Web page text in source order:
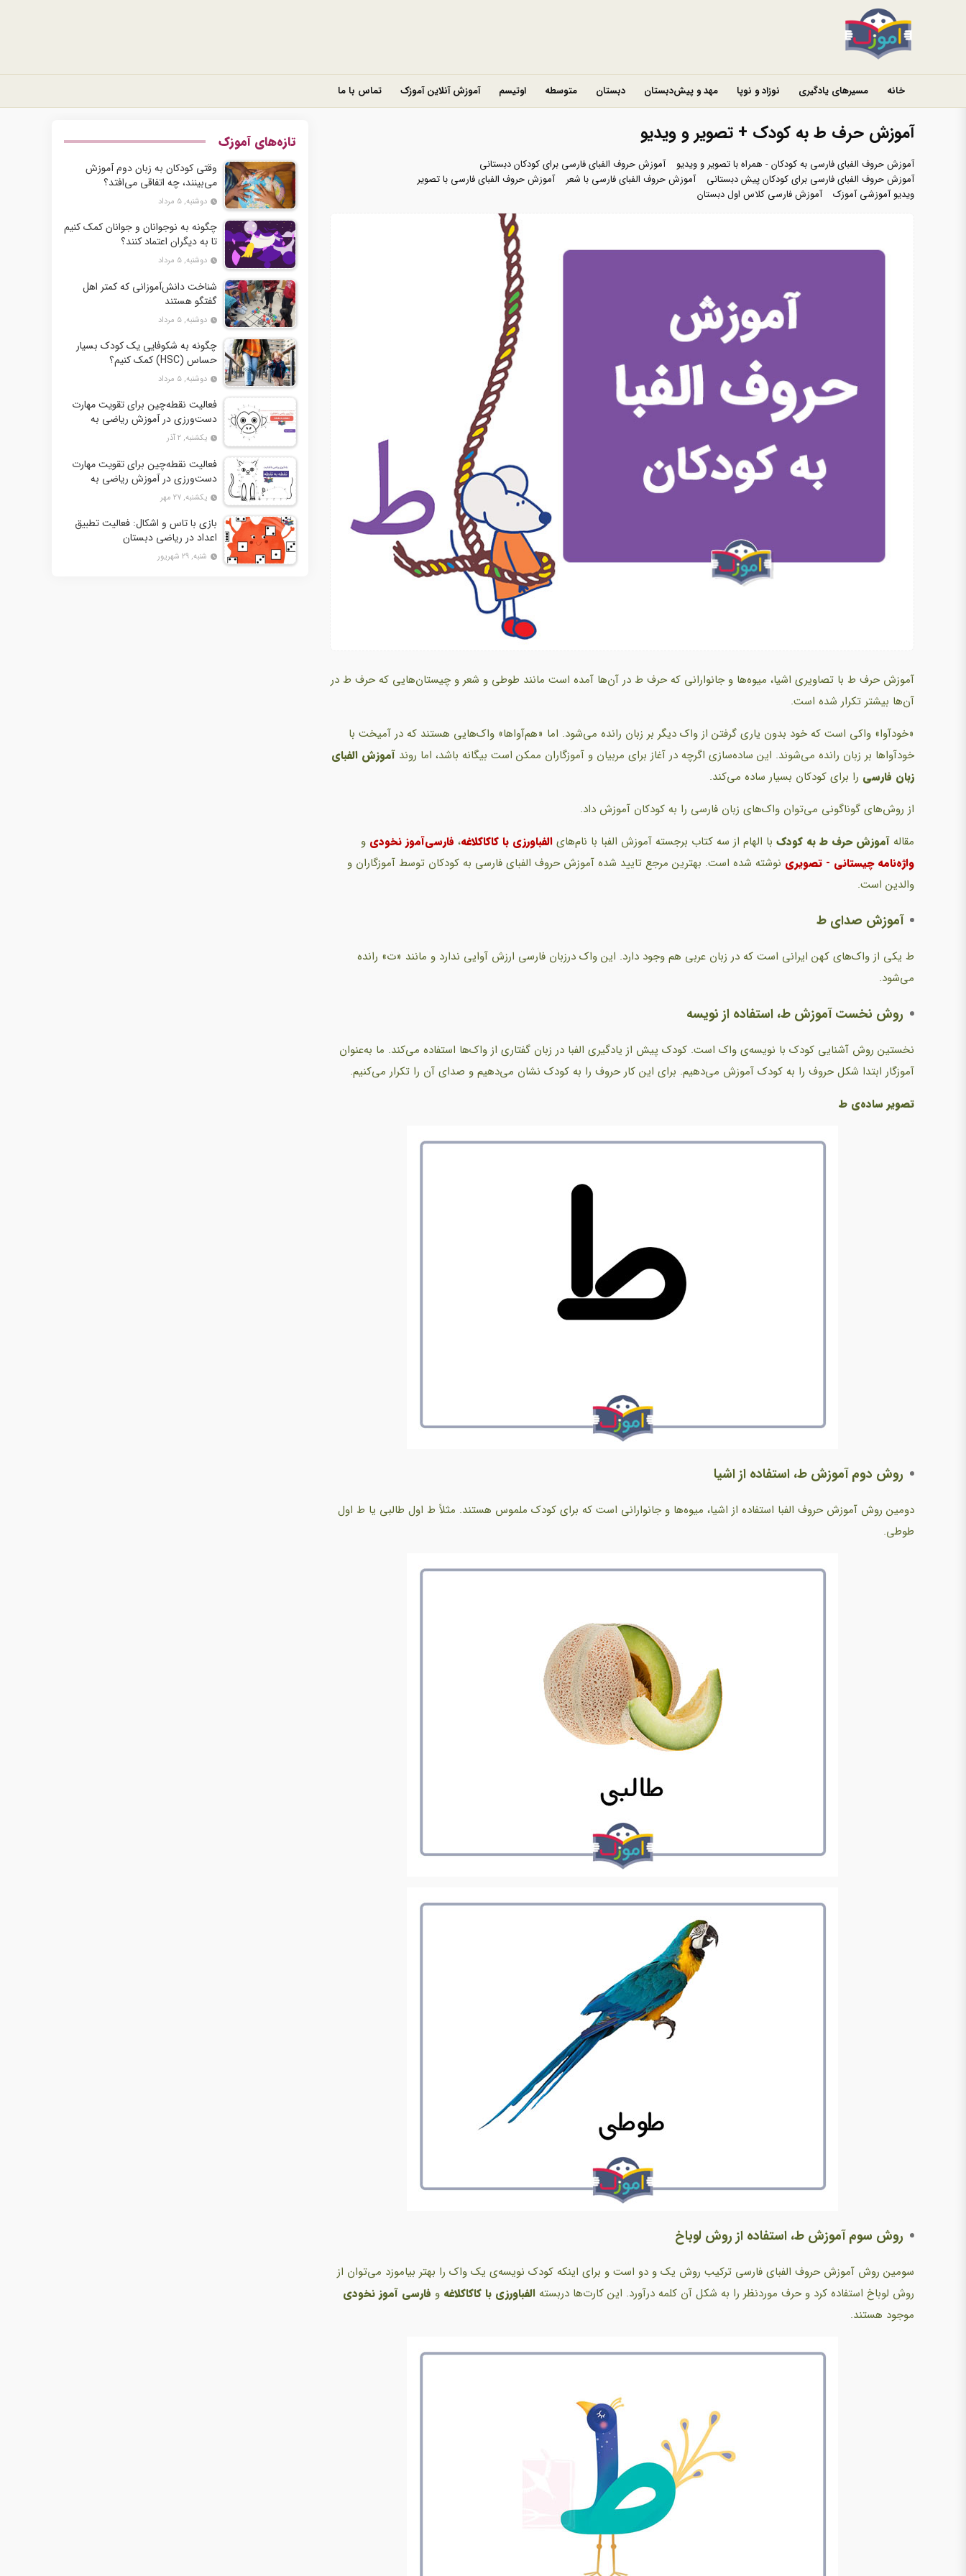
خانه مسیرهای یادگیری نوزاد و نوپا مهد و پیش‌دبستان دبستان متوسطه اوتیسم آموزش آنلاین آموزک تماس با ما
آموزش حرف ط به کودک + تصویر و ویدیو
آموزش حروف الفبای فارسی به کودکان - همراه با تصویر و ویدیو
آموزش حروف الفبای فارسی برای کودکان دبستانی
آموزش حروف الفبای فارسی برای کودکان پیش دبستانی
آموزش حروف الفبای فارسی با شعر
آموزش حروف الفبای فارسی با تصویر
ویدیو آموزشی آموزک
آموزش فارسی کلاس اول دبستان
آموزش حرف ط با تصاویری اشیا، میوه‌ها و جانوارانی که حرف ط در آن‌ها آمده است مانند طوطی و شعر و چیستان‌هایی که حرف ط در
آن‌ها بیشتر تکرار شده است.
«خودآوا» واکی است که خود بدون یاری گرفتن از واک دیگر بر زبان رانده می‌شود. اما «هم‌آواها» واک‌هایی هستند که در آمیخت با
خودآواها بر زبان رانده می‌شوند. این ساده‌سازی اگرچه در آغاز برای مربیان و آموزگاران ممکن است بیگانه باشد، اما روند آموزش الفبای
زبان فارسی را برای کودکان بسیار ساده می‌کند.
از روش‌های گوناگونی می‌توان واک‌های زبان فارسی را به کودکان آموزش داد.
مقاله آموزش حرف ط به کودک با الهام از سه کتاب برجسته آموزش الفبا با نام‌های الفباورزی با کاکاکلاغه، فارسی‌آموز نخودی و
واژه‌نامه چیستانی - تصویری نوشته شده است. بهترین مرجع تایید شده آموزش حروف الفبای فارسی به کودکان توسط آموزگاران و
والدین است.
آموزش صدای ط
ط یکی از واک‌های کهن ایرانی است که در زبان عربی هم وجود دارد. این واک درزبان فارسی ارزش آوایی ندارد و مانند «ت» رانده
می‌شود.
روش نخست آموزش ط، استفاده از نویسه
نخستین روش آشنایی کودک با نویسه‌ی واک است. کودک پیش از یادگیری الفبا در زبان گفتاری از واک‌ها استفاده می‌کند. ما به‌عنوان
آموزگار ابتدا شکل حروف را به کودک آموزش می‌دهیم. برای این کار حروف را به کودک نشان می‌دهیم و صدای آن را تکرار می‌کنیم.
تصویر ساده‌ی ط
روش دوم آموزش ط، استفاده از اشیا
دومین روش آموزش حروف الفبا استفاده از اشیا، میوه‌ها و جانوارانی است که برای کودک ملموس هستند. مثلاً ط اول طالبی یا ط اول
طوطی.
روش سوم آموزش ط، استفاده از روش لوباخ
سومین روش آموزش حروف الفبای فارسی ترکیب روش یک و دو است و برای اینکه کودک نویسه‌ی یک واک را بهتر بیاموزد می‌توان از
روش لوباخ استفاده کرد و حرف موردنظر را به شکل آن کلمه درآورد. این کارت‌ها دربسته الفبا‌ورزی با کاکا‌کلاغه و فارسی آموز نخودی
موجود هستند.
تازه‌های آموزک
وقتی کودکان به زبان دوم آموزش
می‌بینند، چه اتفاقی می‌افتد؟
دوشنبه, ۵ مرداد
چگونه به نوجوانان و جوانان کمک کنیم
تا به دیگران اعتماد کنند؟
دوشنبه, ۵ مرداد
شناخت دانش‌آموزانی که کمتر اهل
گفتگو هستند
دوشنبه, ۵ مرداد
چگونه به شکوفایی یک کودک بسیار
حساس (HSC) کمک کنیم؟
دوشنبه, ۵ مرداد
فعالیت نقطه‌چین برای تقویت مهارت
دست‌ورزی در آموزش ریاضی به
یکشنبه, ۲ آذر
فعالیت نقطه‌چین برای تقویت مهارت
دست‌ورزی در آموزش ریاضی به
کودکان+ 10 کاربرگ فعالیت
یکشنبه, ۲۷ مهر
بازی با تاس و اشکال: فعالیت تطبیق
اعداد در ریاضی دبستان
شنبه, ۲۹ شهریور